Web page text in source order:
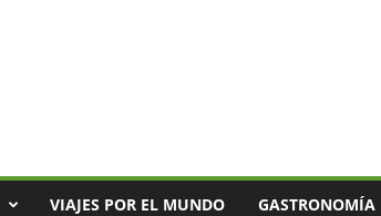
VIAJES POR EL MUNDO GASTRONOMÍA